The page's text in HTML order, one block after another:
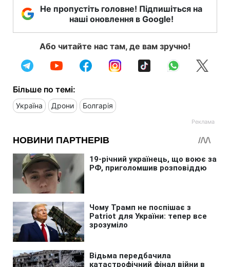
Не пропустіть головне! Підпишіться на
наші оновлення в Google!
Або читайте нас там, де вам зручно!
Більше по темі:
Україна Дрони Болгарія